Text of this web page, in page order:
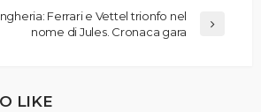
Ferrari e Vettel trionfo nel
nome di Jules. Cronaca gara
LIKE